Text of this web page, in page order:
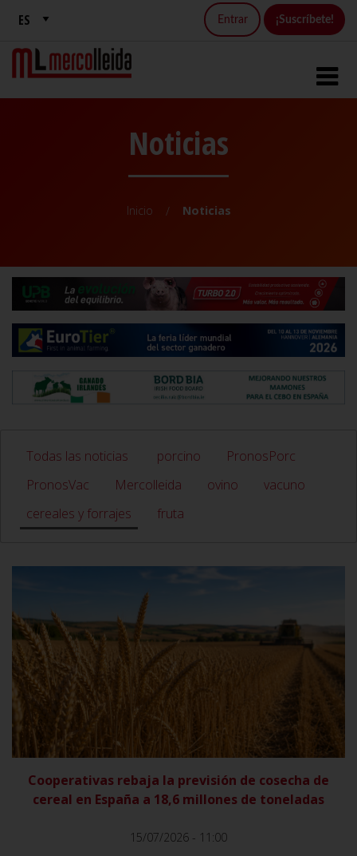
Entrar ¡Suscríbete!
Noticias
Inicio Noticias
Todas las noticias porcino
PronosPorc
PronosVac
Mercolleida ovino
vacuno
cereales y forrajes
fruta
Cooperativas rebaja la previsión de cosecha de
cereal en España a 18,6 millones de toneladas
15/07/2026 - 11:00